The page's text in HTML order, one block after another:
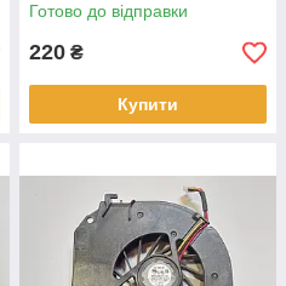
Готово до відправки
220 ₴
Купити